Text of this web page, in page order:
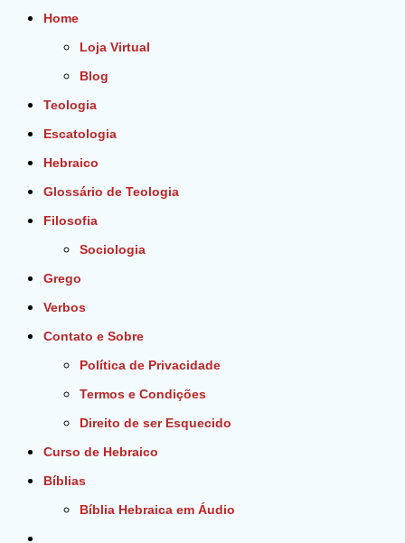
Home
Loja Virtual
Blog
Teologia
Escatologia
Hebraico
Glossário de Teologia
Filosofia
Sociologia
Grego
Verbos
Contato e Sobre
Política de Privacidade
Termos e Condições
Direito de ser Esquecido
Curso de Hebraico
Bíblias
Bíblia Hebraica em Áudio